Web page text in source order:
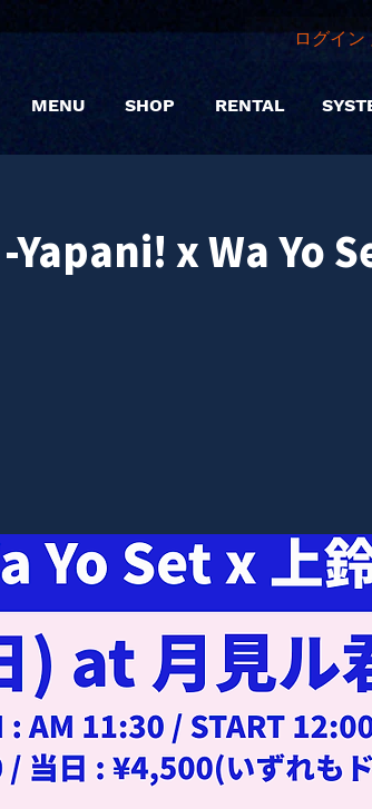
MENU SHOP
ログイ
RENTAL
x Wa Yo